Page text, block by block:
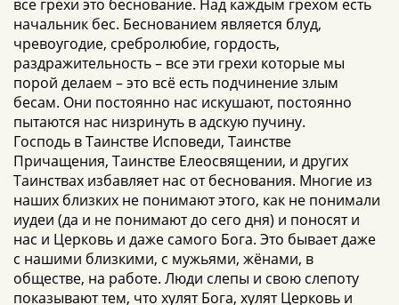
все грехи это беснование. Над каждым грехом есть
начальник бес. Беснованием является блуд,
чревоугодие, сребролюбие, гордость,
раздражительность – все эти грехи которые мы
порой делаем – это всё есть подчинение злым
бесам. Они постоянно нас искушают, постоянно
пытаются нас низринуть в адскую пучину.
Господь в Таинстве Исповеди, Таинстве
Причащения, Таинстве Елеосвящении, и других
Таинствах избавляет нас от беснования. Многие из
наших близких не понимают этого, как не понимали
иудеи (да и не понимают до сего дня) и поносят и
нас и Церковь и даже самого Бога. Это бывает даже
с нашими близкими, с мужьями, жёнами, в
обществе, на работе. Люди слепы и свою слепоту
показывают тем, что хулят Бога, хулят Церковь и